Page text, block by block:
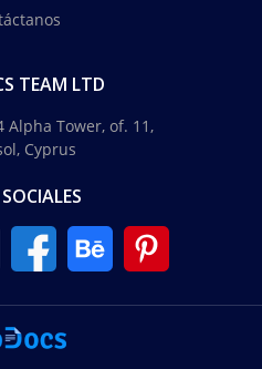
TEAM LTD
Alpha Tower, of. 11,
Cyprus